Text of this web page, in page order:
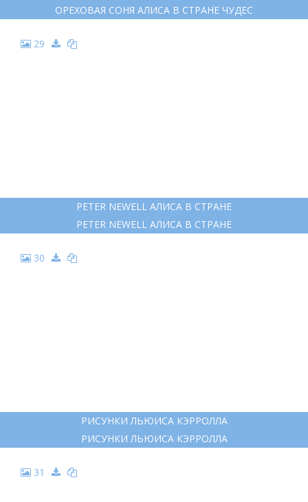
ОРЕХОВАЯ СОНЯ АЛИСА В СТРАНЕ ЧУДЕС
29
PETER NEWELL АЛИСА В СТРАНЕ
PETER NEWELL АЛИСА В СТРАНЕ
30
РИСУНКИ ЛЬЮИСА КЭРРОЛЛА
РИСУНКИ ЛЬЮИСА КЭРРОЛЛА
31